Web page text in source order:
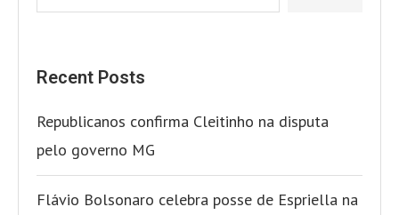
Recent Posts
Republicanos confirma Cleitinho na disputa
pelo governo MG
Flávio Bolsonaro celebra posse de Espriella na